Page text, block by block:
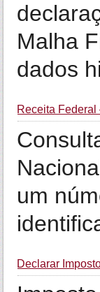
Malha
dados
Receita
um
Declarar